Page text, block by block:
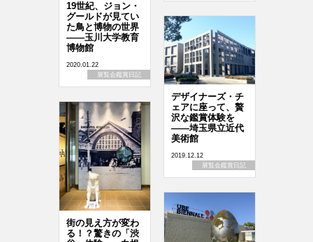
19世紀、ジョン・
グールドが見てい
た鳥と博物の世界
――玉川大学教育
博物館
2020.01.22
展覧会鑑賞日記
デザイナーズ・チ
ェアに座って、贅
沢な鑑賞体験を
――埼玉県立近代
美術館
2019.12.12
展覧会鑑賞日記
街の見え方が変わ
る！？驚きの「渋